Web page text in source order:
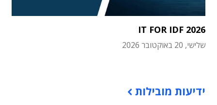
IT FOR IDF 2026
שלישי, 20 באוקטובר 2026
ידיעות מובילות